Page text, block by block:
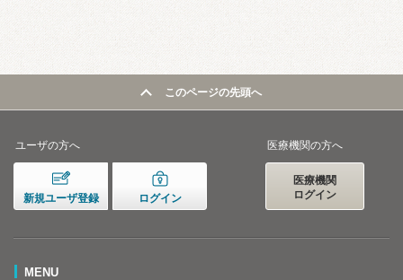
このページの先頭へ
ユーザの方へ
新規ユーザ登録 ログイン
医療機関の方へ
医療機関
ログイン
MENU